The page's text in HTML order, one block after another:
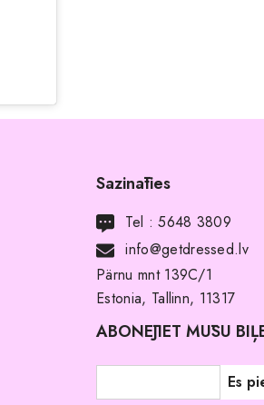
Sazināties
Tel :5648 3809
info@getdressed.lv
Pärnu mnt 139C/1
Estonia, Tallinn, 11317
ABONĒJIET MŪSU